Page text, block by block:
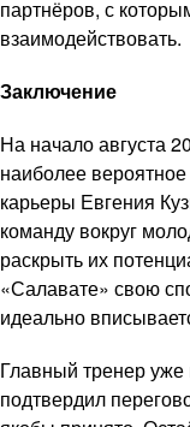
партнёров, с
взаимодействовать.
Заключение
На начало августа
наиболее
карьеры Евгения
команду вокруг
раскрыть их
«Салавате» свою
идеально
Главный тренер уже
подтвердил